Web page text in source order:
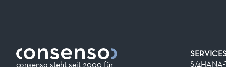
consenso steht seit 2000 für
S/